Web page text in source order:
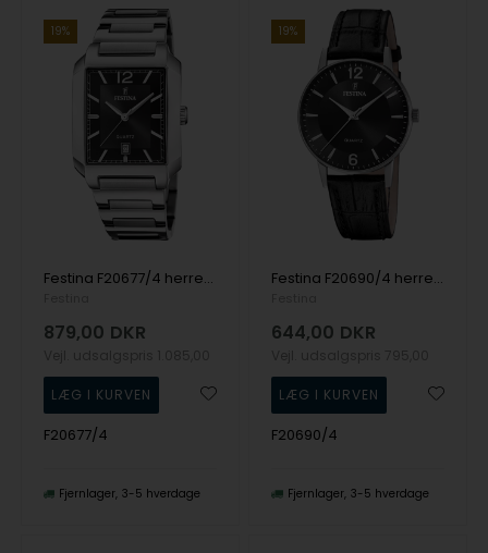
19%
Festina F20677/4 herreur Quartz Square 36mm 5ATM
879,00 DKR
F20677/4
Fjernlager 3-5 hverdage
19%
Festina F20690/4 herreur Quartz 36mm 3ATM
644,00 DKR
F20690/4
Fjernlager 3-5 hverdage